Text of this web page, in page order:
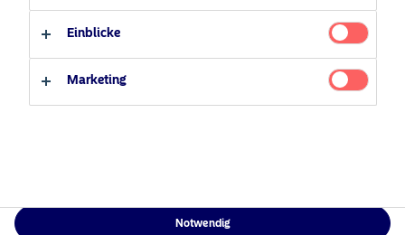
Kontakt
©2026 – Nordea Asset Management – alle Rechte vorbehalten
Einblicke
Marketing
Notwendig